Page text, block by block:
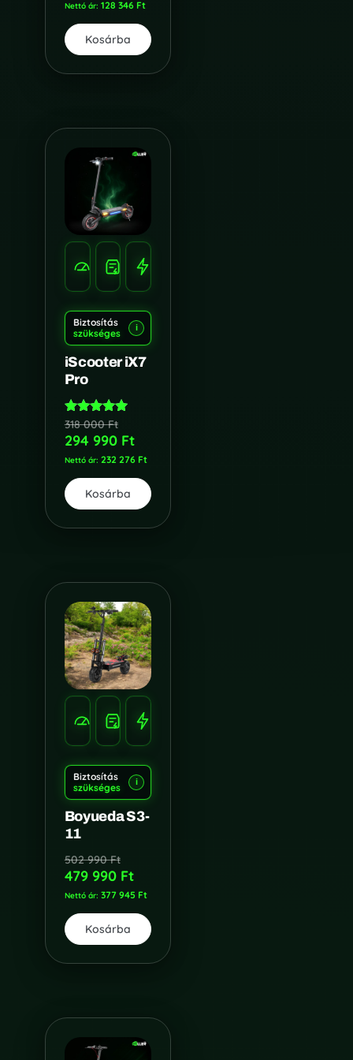
Nettó ár: 128 346 Ft
Kosárba
KM/H
HATÓTÁV
Biztosítás
szükséges
i
iScooter iX7
Pro
Értékelés:
5.00
/ 5
318 000Ft
294 990 Ft
Nettó ár: 232 276 Ft
Kosárba
KM/H
Biztosítás
szükséges
i
Boyueda S3-
11
502 990Ft
479 990 Ft
Nettó ár: 377 945 Ft
Kosárba